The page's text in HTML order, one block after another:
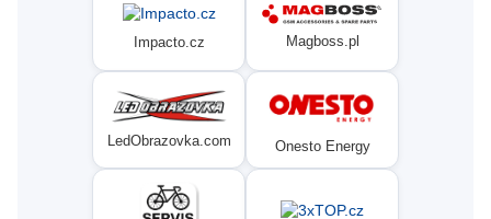
Impacto.cz Magboss.pl
LedObrazovka.com Onesto Energy